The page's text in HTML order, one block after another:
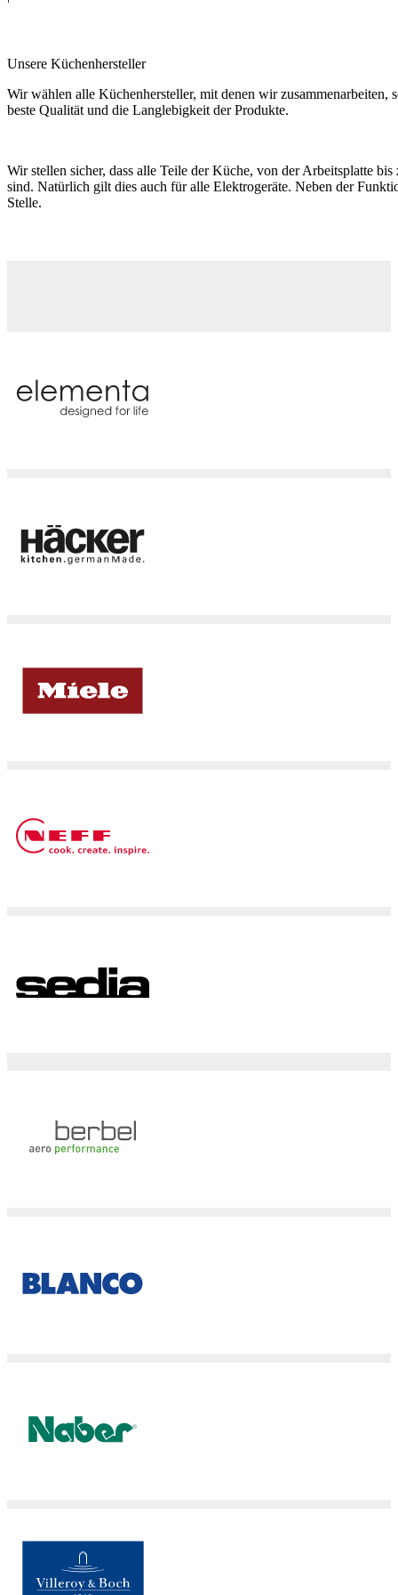
Unsere Küchenhersteller
Wir wählen alle Küchenhersteller, mit denen wir
beste Qualität und die Langlebigkeit der Produkte.
Wir stellen sicher, dass alle Teile der Küche, von der Arbeitsplatte
sind. Natürlich gilt dies auch für alle Elektrogeräte. Neben der
Stelle.